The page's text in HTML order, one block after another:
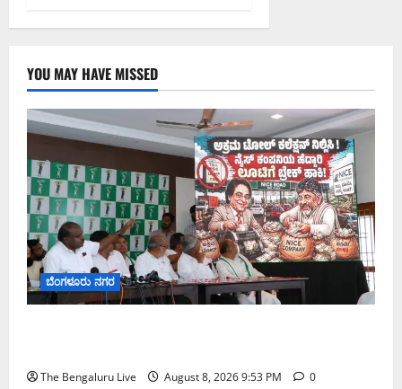
YOU MAY HAVE MISSED
ಬೆಂಗಳೂರು ನಗರ
The Bengaluru Live August 8, 2026 9:53 PM 0